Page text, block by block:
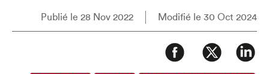
Publié le 28 Nov 2022 Modifié le 30 Oct 2024